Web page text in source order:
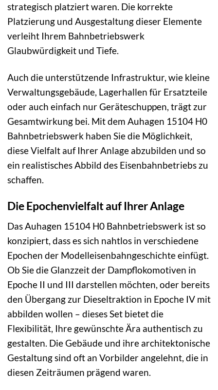
strategisch platziert waren. Die korrekte
Platzierung und Ausgestaltung dieser Elemente
verleiht Ihrem Bahnbetriebswerk
Glaubwürdigkeit und Tiefe.
Auch die unterstützende Infrastruktur, wie kleine
Verwaltungsgebäude, Lagerhallen für Ersatzteile
oder auch einfach nur Geräteschuppen, trägt zur
Gesamtwirkung bei. Mit dem Auhagen 15104 H0
Bahnbetriebswerk haben Sie die Möglichkeit,
diese Vielfalt auf Ihrer Anlage abzubilden und so
ein realistisches Abbild des Eisenbahnbetriebs zu
schaffen.
Die Epochenvielfalt auf Ihrer Anlage
Das Auhagen 15104 H0 Bahnbetriebswerk ist so
konzipiert, dass es sich nahtlos in verschiedene
Epochen der Modelleisenbahngeschichte einfügt.
Ob Sie die Glanzzeit der Dampflokomotiven in
Epoche II und III darstellen möchten, oder bereits
den Übergang zur Dieseltraktion in Epoche IV mit
abbilden wollen – dieses Set bietet die
Flexibilität, Ihre gewünschte Ära authentisch zu
gestalten. Die Gebäude und ihre architektonische
Gestaltung sind oft an Vorbilder angelehnt, die in
diesen Zeiträumen prägend waren.